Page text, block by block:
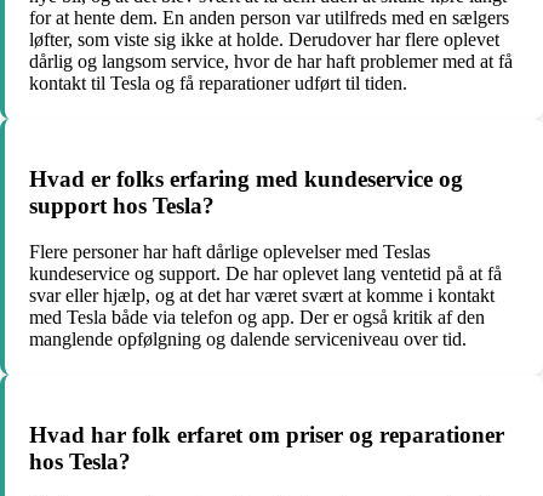
for at hente dem. En anden person var utilfreds med en sælgers
løfter, som viste sig ikke at holde. Derudover har flere oplevet
dårlig og langsom service, hvor de har haft problemer med at få
kontakt til Tesla og få reparationer udført til tiden.
Hvad er folks erfaring med kundeservice og
support hos Tesla?
Flere personer har haft dårlige oplevelser med Teslas
kundeservice og support. De har oplevet lang ventetid på at få
svar eller hjælp, og at det har været svært at komme i kontakt
med Tesla både via telefon og app. Der er også kritik af den
manglende opfølgning og dalende serviceniveau over tid.
Hvad har folk erfaret om priser og reparationer
hos Tesla?